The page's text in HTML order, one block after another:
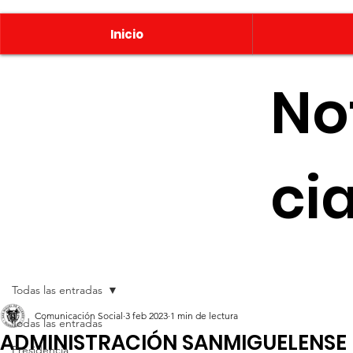
Todas las entradas
Presidencia
Todas las entradas
ADMINISTRACIÓN SANMIGUELENSE
Comunicación Social 3 feb 2023 1 min de lectura
Inicio